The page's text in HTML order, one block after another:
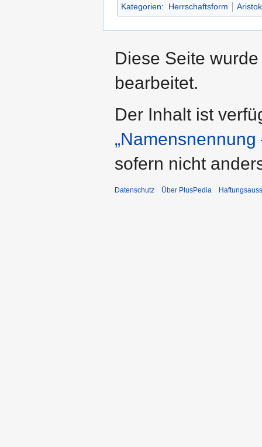
Kategorien: Herrschaftsform
Diese Seite
bearbeitet.
Der Inhalt ist
sofern nicht
Datenschutz Über PlusPedia